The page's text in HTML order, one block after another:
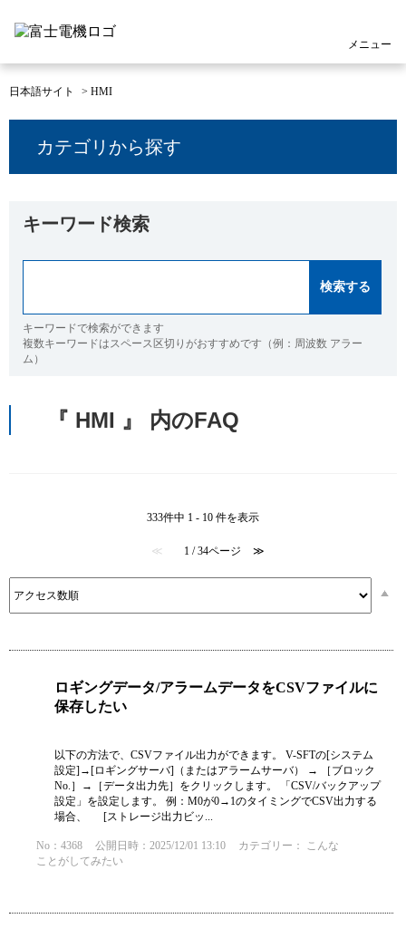
メニュー
日本語サイト > HMI
カテゴリから探す
キーワード検索
キーワードで検索ができます
複数キーワードはスペース区切りがおすすめです（例：周波数 アラー
ム）
『 HMI 』 内のFAQ
333件中 1 - 10 件を表示
≪ 1 / 34ページ ≫
ロギングデータ/アラームデータをCSVファイルに
保存したい
以下の方法で、CSVファイル出力ができます。 V-SFTの[システム
設定]→[ロギングサーバ]（またはアラームサーバ） → ［ブロック
No.］→［データ出力先］をクリックします。 「CSV/バックアップ
設定」を設定します。 例：M0が0→1のタイミングでCSV出力する
場合、 [ストレージ出力ビッ...
No：4368 公開日時：2025/12/01 13:10 カテゴリー： こんな
ことがしてみたい